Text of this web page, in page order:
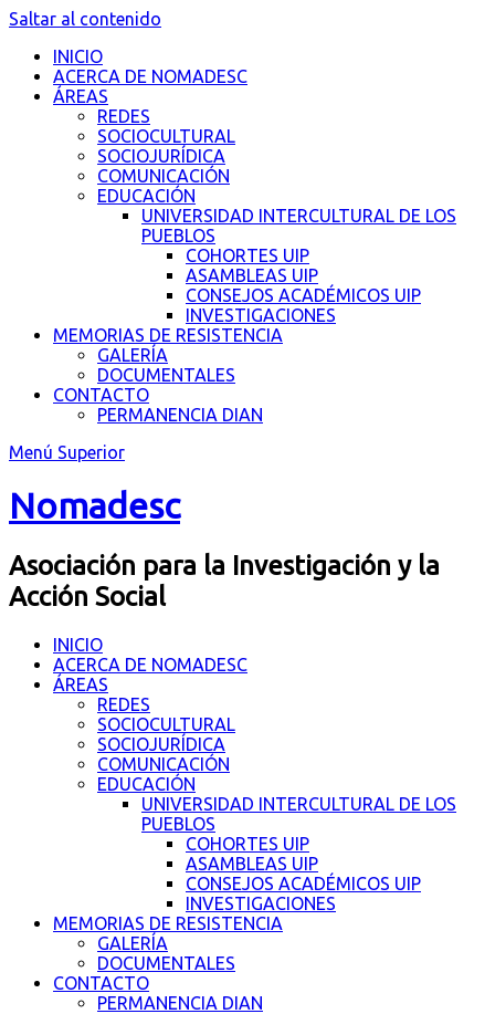
Saltar al contenido
INICIO
ACERCA DE NOMADESC
ÁREAS
REDES
SOCIOCULTURAL
SOCIOJURÍDICA
COMUNICACIÓN
EDUCACIÓN
UNIVERSIDAD INTERCULTURAL DE LOS
PUEBLOS
COHORTES UIP
ASAMBLEAS UIP
CONSEJOS ACADÉMICOS UIP
INVESTIGACIONES
MEMORIAS DE RESISTENCIA
GALERÍA
DOCUMENTALES
CONTACTO
PERMANENCIA DIAN
Menú Superior
Nomadesc
Asociación para la Investigación y la
Acción Social
INICIO
ACERCA DE NOMADESC
ÁREAS
REDES
SOCIOCULTURAL
SOCIOJURÍDICA
COMUNICACIÓN
EDUCACIÓN
UNIVERSIDAD INTERCULTURAL DE LOS
PUEBLOS
COHORTES UIP
ASAMBLEAS UIP
CONSEJOS ACADÉMICOS UIP
INVESTIGACIONES
MEMORIAS DE RESISTENCIA
GALERÍA
DOCUMENTALES
CONTACTO
PERMANENCIA DIAN